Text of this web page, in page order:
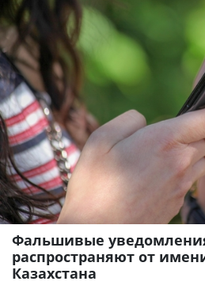
Фальшивые
распространяют от
Казахстана